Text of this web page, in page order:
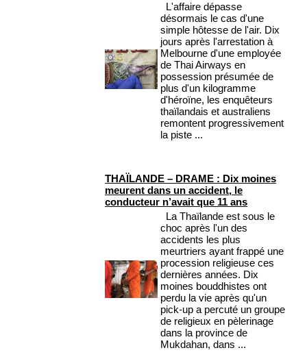
L'affaire dépasse
désormais le cas d'une
simple hôtesse de l'air. Dix
jours après l'arrestation à
Melbourne d'une employée
de Thai Airways en
possession présumée de
plus d'un kilogramme
d'héroïne, les enquêteurs
thaïlandais et australiens
remontent progressivement
la piste ...
THAÏLANDE – DRAME : Dix moines
meurent dans un accident, le
conducteur n’avait que 11 ans
La Thaïlande est sous le
choc après l'un des
accidents les plus
meurtriers ayant frappé une
procession religieuse ces
dernières années. Dix
moines bouddhistes ont
perdu la vie après qu'un
pick-up a percuté un groupe
de religieux en pèlerinage
dans la province de
Mukdahan, dans ...